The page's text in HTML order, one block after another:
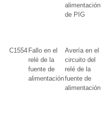
alimentación
de PIG
C1554 Fallo en el
relé de la
fuente de
alimentación
Avería en el
circuito del
relé de la
fuente de
alimentación